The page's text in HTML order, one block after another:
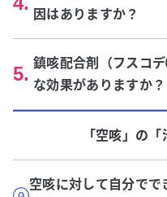
因はありますか？
5. 鎮咳配合剤（フスコ
な効果がありますか？
「空咳」 の「
空咳に対して自分で